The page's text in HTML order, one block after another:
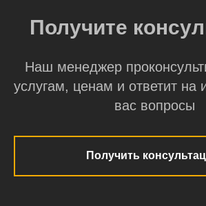
Получите
Наш менеджер
услугам, ценам и ответит на
вас вопросы
Получить